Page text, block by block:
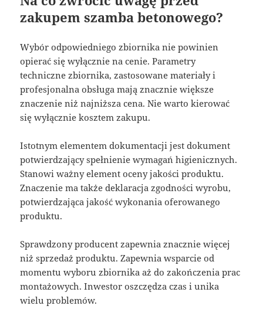
zakupem szamba betonowego?
Wybór odpowiedniego zbiornika nie powinien
opierać się wyłącznie na cenie. Parametry
techniczne zbiornika, zastosowane materiały i
profesjonalna obsługa mają znacznie większe
znaczenie niż najniższa cena. Nie warto kierować
się wyłącznie kosztem zakupu.
Istotnym elementem dokumentacji jest dokument
potwierdzający spełnienie wymagań higienicznych.
Stanowi ważny element oceny jakości produktu.
Znaczenie ma także deklaracja zgodności wyrobu,
potwierdzająca jakość wykonania oferowanego
produktu.
Sprawdzony producent zapewnia znacznie więcej
niż sprzedaż produktu. Zapewnia wsparcie od
momentu wyboru zbiornika aż do zakończenia prac
montażowych. Inwestor oszczędza czas i unika
wielu problemów.